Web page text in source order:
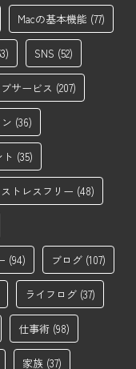
Macの基本機能 (77)
SNS (52)
サービス (207)
(36)
(35)
ストレスフリー (48)
(94) ブログ (107)
ライフログ (37)
仕事術 (98)
家族 (37)